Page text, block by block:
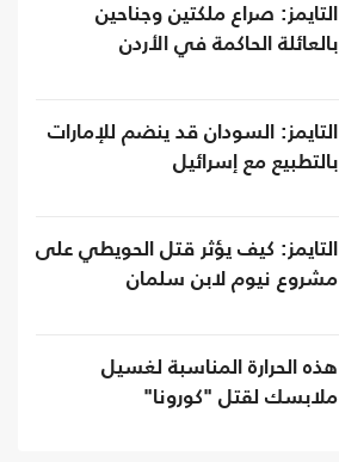
التايمز: صراع ملكتين وجناحين
بالعائلة الحاكمة في الأردن
التايمز: السودان قد ينضم للإمارات
بالتطبيع مع إسرائيل
التايمز: كيف يؤثر قتل الحويطي على
مشروع نيوم لابن سلمان
هذه الحرارة المناسبة لغسيل
ملابسك لقتل "كورونا"